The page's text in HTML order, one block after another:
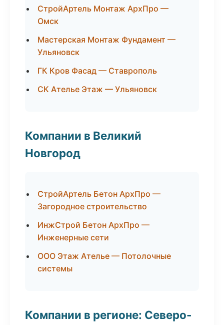
СтройАртель Монтаж АрхПро —
Омск
Мастерская Монтаж Фундамент —
Ульяновск
ГК Кров Фасад — Ставрополь
СК Ателье Этаж — Ульяновск
Компании в Великий
Новгород
СтройАртель Бетон АрхПро —
Загородное строительство
ИнжСтрой Бетон АрхПро —
Инженерные сети
ООО Этаж Ателье — Потолочные
системы
Компании в регионе: Северо-